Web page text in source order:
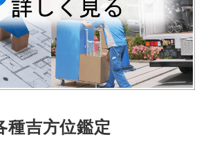
吉方位鑑定